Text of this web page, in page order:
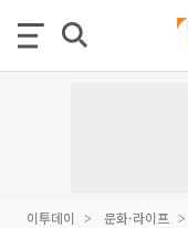
이투데이 문화·라이프